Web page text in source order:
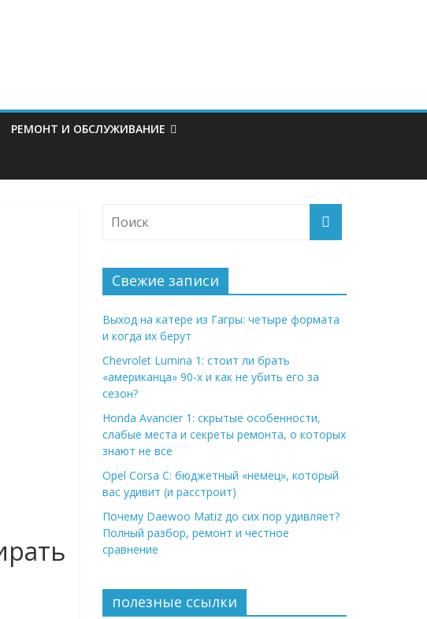
РЕМОНТ И ОБСЛУЖИВАНИЕ
Свежие записи
Выход на катере из Гагры: четыре формата
и когда их берут
Chevrolet Lumina 1: стоит ли брать
«американца» 90-х и как не убить его за
сезон?
Honda Avancier 1: скрытые особенности,
слабые места и секреты ремонта, о которых
знают не все
Opel Corsa C: бюджетный «немец», который
вас удивит (и расстроит)
Почему Daewoo Matiz до сих пор удивляет?
Полный разбор, ремонт и честное
сравнение
полезные ссылки